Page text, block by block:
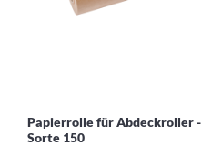
Papierrolle für Abdeckroller -
Sorte 150